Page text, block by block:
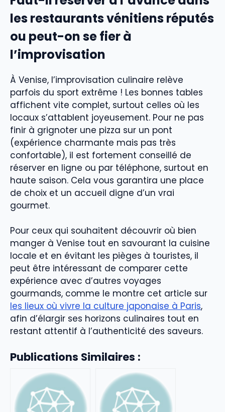
les restaurants vénitiens réputés
ou peut-on se fier à
l’improvisation
À Venise, l’improvisation culinaire relève
parfois du sport extrême ! Les bonnes tables
affichent vite complet, surtout celles où les
locaux s’attablent joyeusement. Pour ne pas
finir à grignoter une pizza sur un pont
(expérience charmante mais pas très
confortable), il est fortement conseillé de
réserver en ligne ou par téléphone, surtout en
haute saison. Cela vous garantira une place
de choix et un accueil digne d’un vrai
gourmet.
Pour ceux qui souhaitent découvrir où bien
manger à Venise tout en savourant la cuisine
locale et en évitant les pièges à touristes, il
peut être intéressant de comparer cette
expérience avec d’autres voyages
gourmands, comme le montre cet article sur
les lieux où vivre la culture japonaise à Paris,
afin d’élargir ses horizons culinaires tout en
restant attentif à l’authenticité des saveurs.
Publications Similaires :